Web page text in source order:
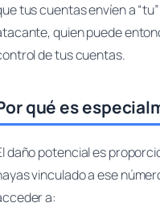
tus cuentas envíen a
quien puede
de tus cuentas.
qué es
daño potencial es
vinculado a ese
a: